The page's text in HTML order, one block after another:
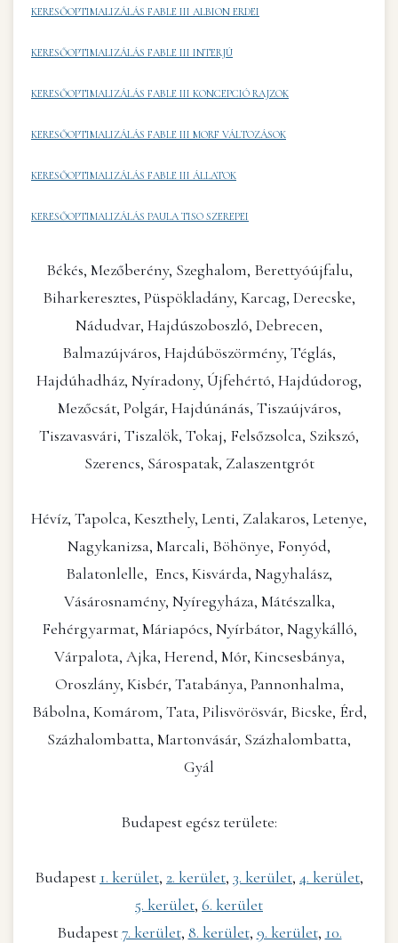
KERESŐOPTIMALIZÁLÁS FABLE III ALBION ERDEI
KERESŐOPTIMALIZÁLÁS FABLE III INTERJÚ
KERESŐOPTIMALIZÁLÁS FABLE III KONCEPCIÓ RAJZOK
KERESŐOPTIMALIZÁLÁS FABLE III MORF VÁLTOZÁSOK
KERESŐOPTIMALIZÁLÁS FABLE III ÁLLATOK
KERESŐOPTIMALIZÁLÁS PAULA TISO SZEREPEI
Békés, Mezőberény, Szeghalom, Berettyóújfalu,
Biharkeresztes, Püspökladány, Karcag, Derecske,
Nádudvar, Hajdúszoboszló, Debrecen,
Balmazújváros, Hajdúböszörmény, Téglás,
Hajdúhadház, Nyíradony, Újfehértó, Hajdúdorog,
Mezőcsát, Polgár, Hajdúnánás, Tiszaújváros,
Tiszavasvári, Tiszalök, Tokaj, Felsőzsolca, Szikszó,
Szerencs, Sárospatak, Zalaszentgrót
Hévíz, Tapolca, Keszthely, Lenti, Zalakaros, Letenye,
Nagykanizsa, Marcali, Böhönye, Fonyód,
Balatonlelle, Encs, Kisvárda, Nagyhalász,
Vásárosnamény, Nyíregyháza, Mátészalka,
Fehérgyarmat, Máriapócs, Nyírbátor, Nagykálló,
Várpalota, Ajka, Herend, Mór, Kincsesbánya,
Oroszlány, Kisbér, Tatabánya, Pannonhalma,
Bábolna, Komárom, Tata, Pilisvörösvár, Bicske, Érd,
Százhalombatta, Martonvásár, Százhalombatta,
Gyál
Budapest egész területe:
Budapest 1. kerület, 2. kerület, 3. kerület, 4. kerület,
5. kerület, 6. kerület
Budapest7. kerület, 8. kerület, 9. kerület, 10.